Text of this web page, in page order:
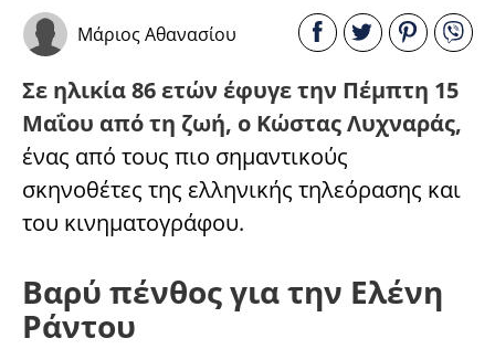
Μάριος Αθανασίου
Σε ηλικία 86 ετών έφυγε την Πέμπτη 15
Μαΐου από τη ζωή, ο Κώστας Λυχναράς,
ένας από τους πιο σημαντικούς
σκηνοθέτες της ελληνικής τηλεόρασης και
του κινηματογράφου.
Βαρύ πένθος για την Ελένη
Ράντου